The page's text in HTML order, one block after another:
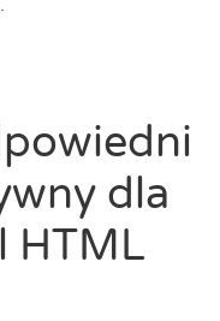
dla
HTML